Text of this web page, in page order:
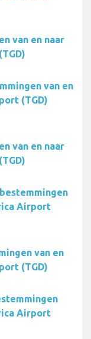
van en naar
van en
(TGD)
van en naar
Airport
van en
(TGD)
Airport